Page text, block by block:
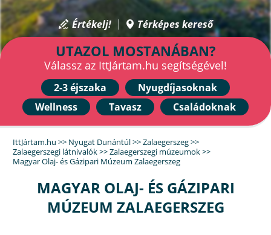
Értékelj! Térképes kereső
UTAZOL MOSTANÁBAN?
Válassz az IttJártam.hu segítségével!
2-3 éjszaka
Nyugdíjasoknak
Wellness
Tavasz Családoknak
IttJártam.hu >> Nyugat Dunántúl>>Zalaegerszeg>>
Zalaegerszegi látnivalók>>Zalaegerszegi múzeumok>>
Magyar Olaj- és Gázipari Múzeum Zalaegerszeg
MAGYAR OLAJ- ÉS GÁZIPARI
MÚZEUM ZALAEGERSZEG